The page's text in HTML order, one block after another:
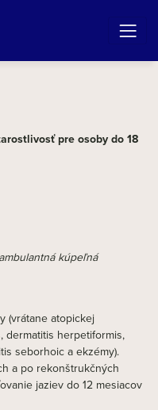
pre osoby do 18
kúpeľná
(vrátane atopickej
dermatitis herpetiformis,
seborhoic a ekzémy).
a po rekonštrukčných
jaziev do 12 mesiacov